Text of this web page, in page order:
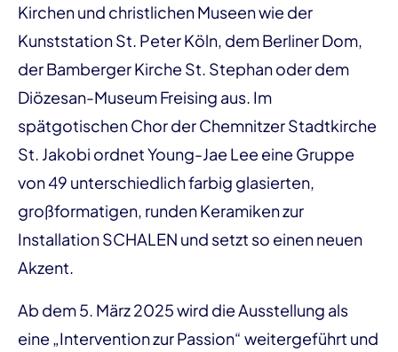
Kirchen und christlichen Museen wie der
Kunststation St. Peter Köln, dem Berliner Dom,
der Bamberger Kirche St. Stephan oder dem
Diözesan-Museum Freising aus. Im
spätgotischen Chor der Chemnitzer Stadtkirche
St. Jakobi ordnet Young-Jae Lee eine Gruppe
von 49 unterschiedlich farbig glasierten,
großformatigen, runden Keramiken zur
Installation SCHALEN und setzt so einen neuen
Akzent.
Ab dem 5. März 2025 wird die Ausstellung als
eine „Intervention zur Passion“ weitergeführt und